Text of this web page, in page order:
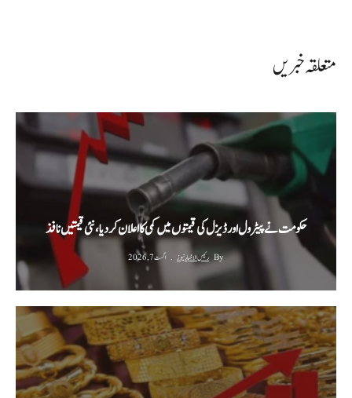
متعلقہ خبریں
حکومت نے پیٹرول اور ڈیزل کی قیمتوں میں کمی کا اعلان کر دیا، نئی قیمتیں نافذ
By رئیس الاخبار نیوز اگست 7, 2026